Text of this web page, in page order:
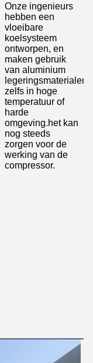
Onze ingenieurs
hebben een
vloeibare
koelsysteem
ontworpen, en
maken gebruik
van aluminium
legeringsmaterialen,
zelfs in hoge
temperatuur of
harde
omgeving.het kan
nog steeds
zorgen voor de
werking van de
compressor.